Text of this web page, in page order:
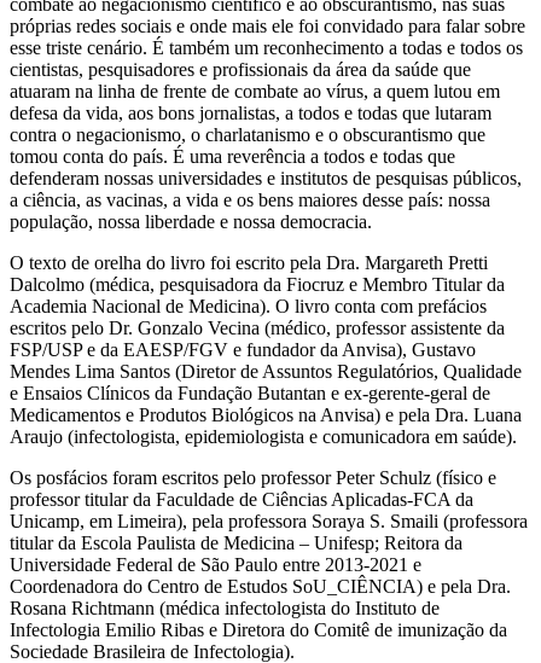
combate ao negacionismo científico e ao obscurantismo, nas suas
próprias redes sociais e onde mais ele foi convidado para falar sobre
esse triste cenário. É também um reconhecimento a todas e todos os
cientistas, pesquisadores e profissionais da área da saúde que
atuaram na linha de frente de combate ao vírus, a quem lutou em
defesa da vida, aos bons jornalistas, a todos e todas que lutaram
contra o negacionismo, o charlatanismo e o obscurantismo que
tomou conta do país. É uma reverência a todos e todas que
defenderam nossas universidades e institutos de pesquisas públicos,
a ciência, as vacinas, a vida e os bens maiores desse país: nossa
população, nossa liberdade e nossa democracia.
O texto de orelha do livro foi escrito pela Dra. Margareth Pretti
Dalcolmo (médica, pesquisadora da Fiocruz e Membro Titular da
Academia Nacional de Medicina). O livro conta com prefácios
escritos pelo Dr. Gonzalo Vecina (médico, professor assistente da
FSP/USP e da EAESP/FGV e fundador da Anvisa), Gustavo
Mendes Lima Santos (Diretor de Assuntos Regulatórios, Qualidade
e Ensaios Clínicos da Fundação Butantan e ex-gerente-geral de
Medicamentos e Produtos Biológicos na Anvisa) e pela Dra. Luana
Araujo (infectologista, epidemiologista e comunicadora em saúde).
Os posfácios foram escritos pelo professor Peter Schulz (físico e
professor titular da Faculdade de Ciências Aplicadas-FCA da
Unicamp, em Limeira), pela professora Soraya S. Smaili (professora
titular da Escola Paulista de Medicina – Unifesp; Reitora da
Universidade Federal de São Paulo entre 2013-2021 e
Coordenadora do Centro de Estudos SoU_CIÊNCIA) e pela Dra.
Rosana Richtmann (médica infectologista do Instituto de
Infectologia Emilio Ribas e Diretora do Comitê de imunização da
Sociedade Brasileira de Infectologia).